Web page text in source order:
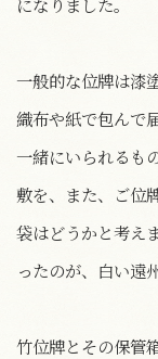
一般的な位牌は漆
織布や紙で包んで
一緒にいられるも
敷を、また、ご位
袋はどうかと考え
ったのが、白い遠
竹位牌とその保管